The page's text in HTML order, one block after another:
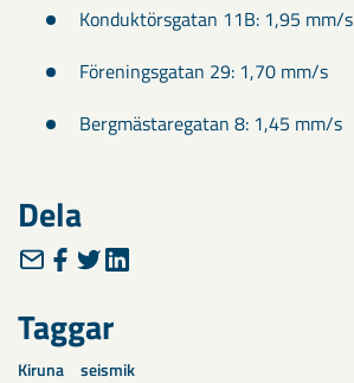
Konduktörsgatan 11B: 1,95 mm/s
Föreningsgatan 29: 1,70 mm/s
Bergmästaregatan 8: 1,45 mm/s
Dela
Taggar
Kiruna seismik